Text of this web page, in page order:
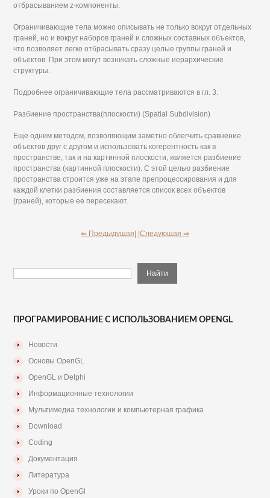
отбрасыванием z-компоненты.
Ограничивающие тела можно описывать не только вокруг отдельных
граней, но и вокруг наборов граней и сложных составных объектов,
что позволяет легко отбрасывать сразу целые группы граней и
объектов. При этом могут возникать сложные иерархические
структуры.
Подробнее ограничивающие тела рассматриваются в гл. 3.
Разбиение пространства(плоскости) (Spatial Subdivision)
Еще одним методом, позволяющим заметно облегчить сравнение
объектов друг с другом и использовать когерентность как в
пространстве, так и на картинной плоскости, является разбиение
пространства (картинной плоскости). С этой целью разбиение
пространства строится уже на этапе препроцессирования и для
каждой клетки разбиения составляется список всех объектов
(граней), которые ее пересекают.
⇐ Предыдущая| |Следующая ⇒
ПРОГРАМИРОВАНИЕ С ИСПОЛЬЗОВАНИЕМ OPENGL
Новости
Основы OpenGL
OpenGL и Delphi
Информационные технологии
Мультимедиа технологии и компьютерная графика
Download
Coding
Документация
Литература
Уроки по OpenGl